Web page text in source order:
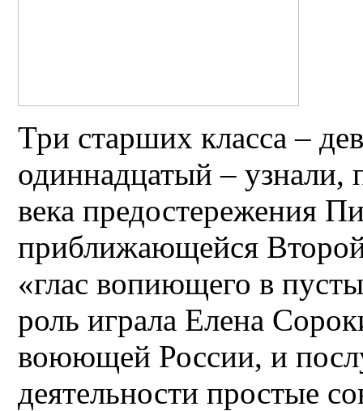
Три старших класса –
одиннадцатый – узнали,
века предостережения
приближающейся
«глас вопиющего в
роль играла Елена
воюющей России, и
деятельности простые